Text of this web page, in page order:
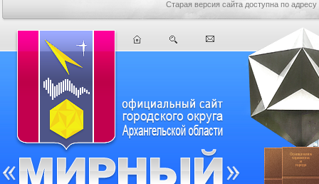
Старая версия сайта доступна по адресу